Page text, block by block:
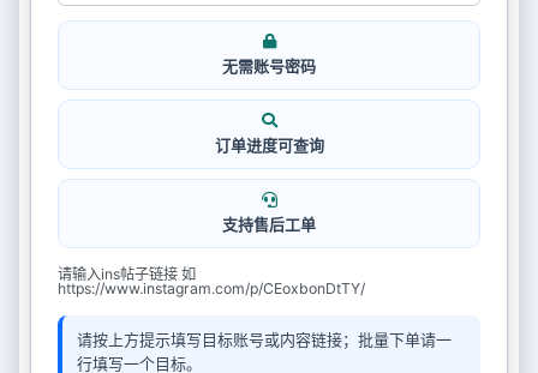
无需账号密码
订单进度可查询
支持售后工单
请输入ins帖子链接 如
https://www.instagram.com/p/CEoxbonDtTY/
请按上方提示填写目标账号或内容链接；批量下单请一
行填写一个目标。